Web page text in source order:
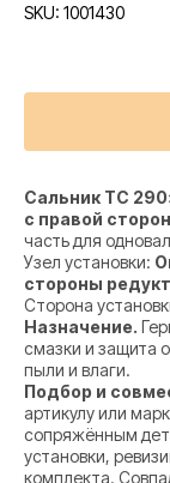
SKU: 1001430
Сальник TC
с правой
часть для
Узел установки:
стороны
Сторона
Назначение.
смазки и защита
пыли и влаги.
Подбор и
артикулу или
сопряжённым
установки,
комплекта.